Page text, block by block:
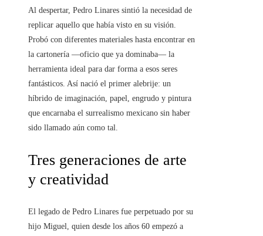
Al despertar, Pedro Linares sintió la necesidad de
replicar aquello que había visto en su visión.
Probó con diferentes materiales hasta encontrar en
la cartonería —oficio que ya dominaba— la
herramienta ideal para dar forma a esos seres
fantásticos. Así nació el primer alebrije: un
híbrido de imaginación, papel, engrudo y pintura
que encarnaba el surrealismo mexicano sin haber
sido llamado aún como tal.
Tres generaciones de arte
y creatividad
El legado de Pedro Linares fue perpetuado por su
hijo Miguel, quien desde los años 60 empezó a